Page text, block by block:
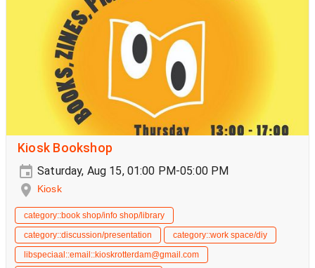
Kiosk Bookshop
Saturday, Aug 15, 01:00 PM-05:00 PM
Kiosk
category::book shop/info shop/library
category::discussion/presentation
category::work space/diy
libspeciaal::email::kioskrotterdam@gmail.com